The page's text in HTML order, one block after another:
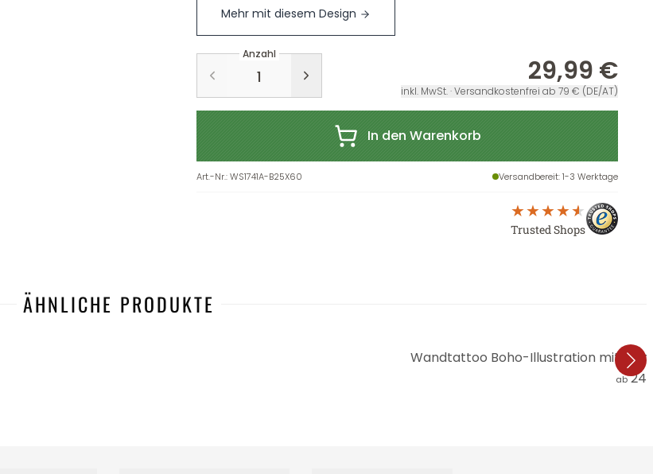
Mehr mit diesem Design
Anzahl
29,99 €
inkl. MwSt. · Versandkostenfrei ab 79 € (DE/AT)
In den Warenkorb
Art.-Nr.:WS1741A-B25X60 Versandbereit: 1-3 Werktage
Trusted Shops
ÄHNLICHE PRODUKTE
Wandtattoo Boho-Illustration mit
ab